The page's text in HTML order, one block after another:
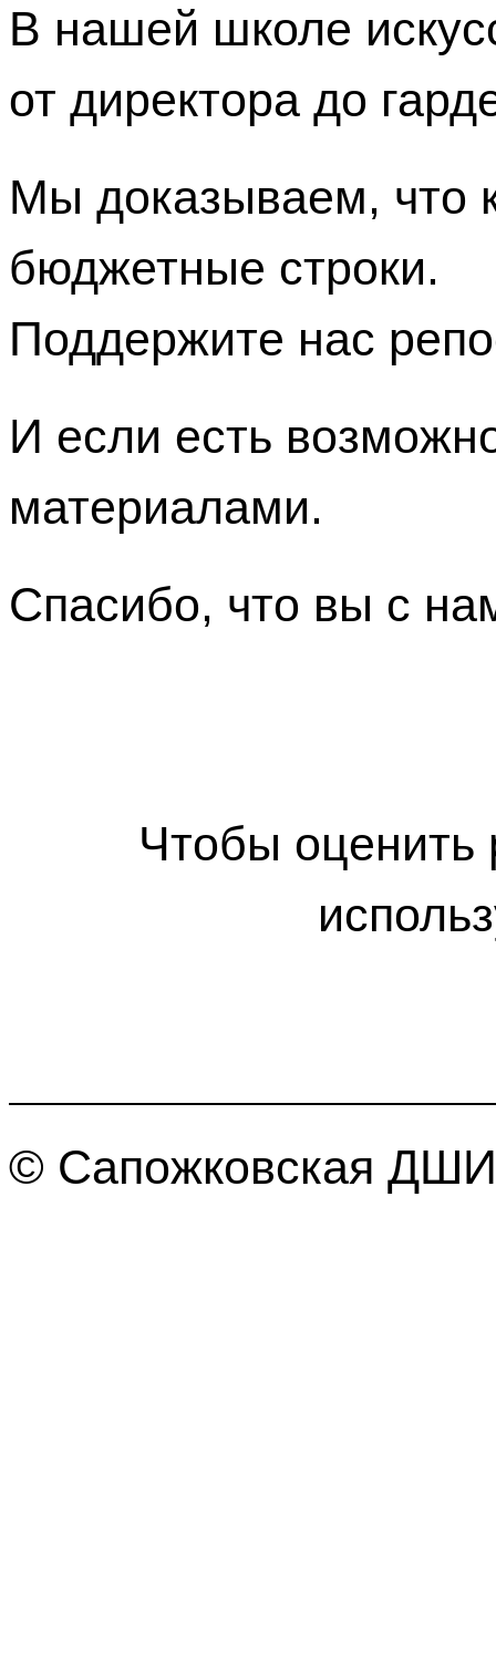
В нашей школе
от директора до
Мы доказываем, что
бюджетные строки.
Поддержите нас
И если есть
материалами.
Спасибо, что вы с
Чтобы оценить
© Сапожковская